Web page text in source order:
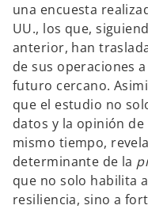
una encuesta
UU., los que,
anterior, han
de sus operaciones
futuro cercano.
que el estudio no
datos y la opinión
mismo tiempo,
determinante de la
que no solo habilita
resiliencia, sino a